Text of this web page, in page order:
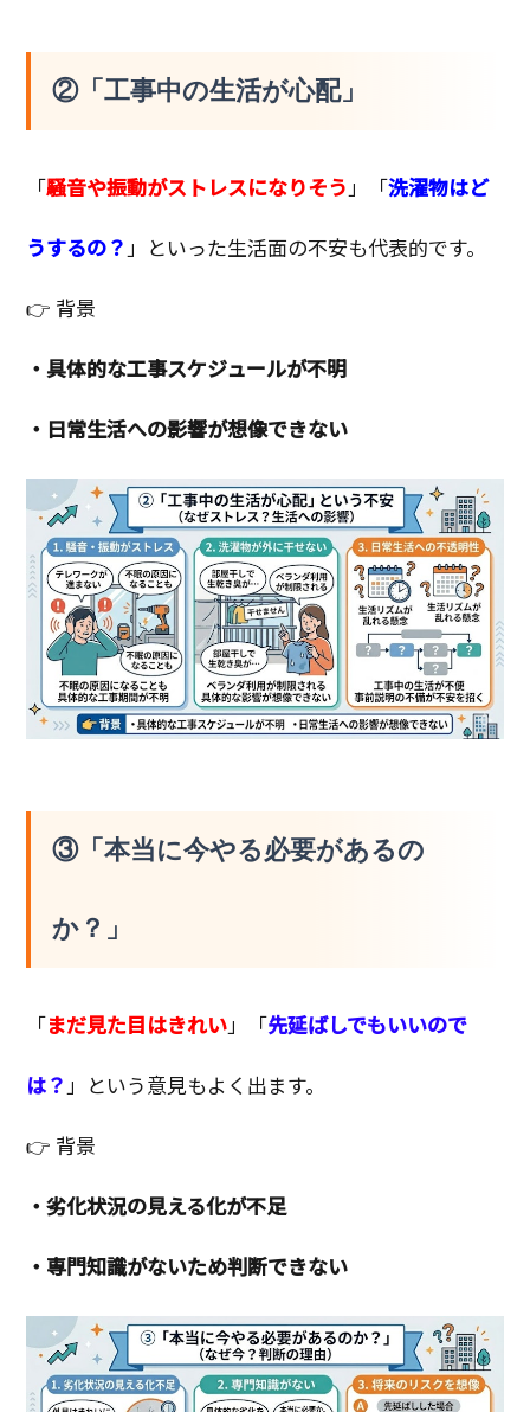
②「工事中の生活が心配」
「騒音や振動がストレスになりそう」「洗濯物はど
うするの？」といった生活面の不安も代表的です。
👉 背景
・具体的な工事スケジュールが不明
・日常生活への影響が想像できない
③「本当に今やる必要があるの
か？」
「まだ見た目はきれい」「先延ばしでもいいので
は？」という意見もよく出ます。
👉 背景
・劣化状況の見える化が不足
・専門知識がないため判断できない